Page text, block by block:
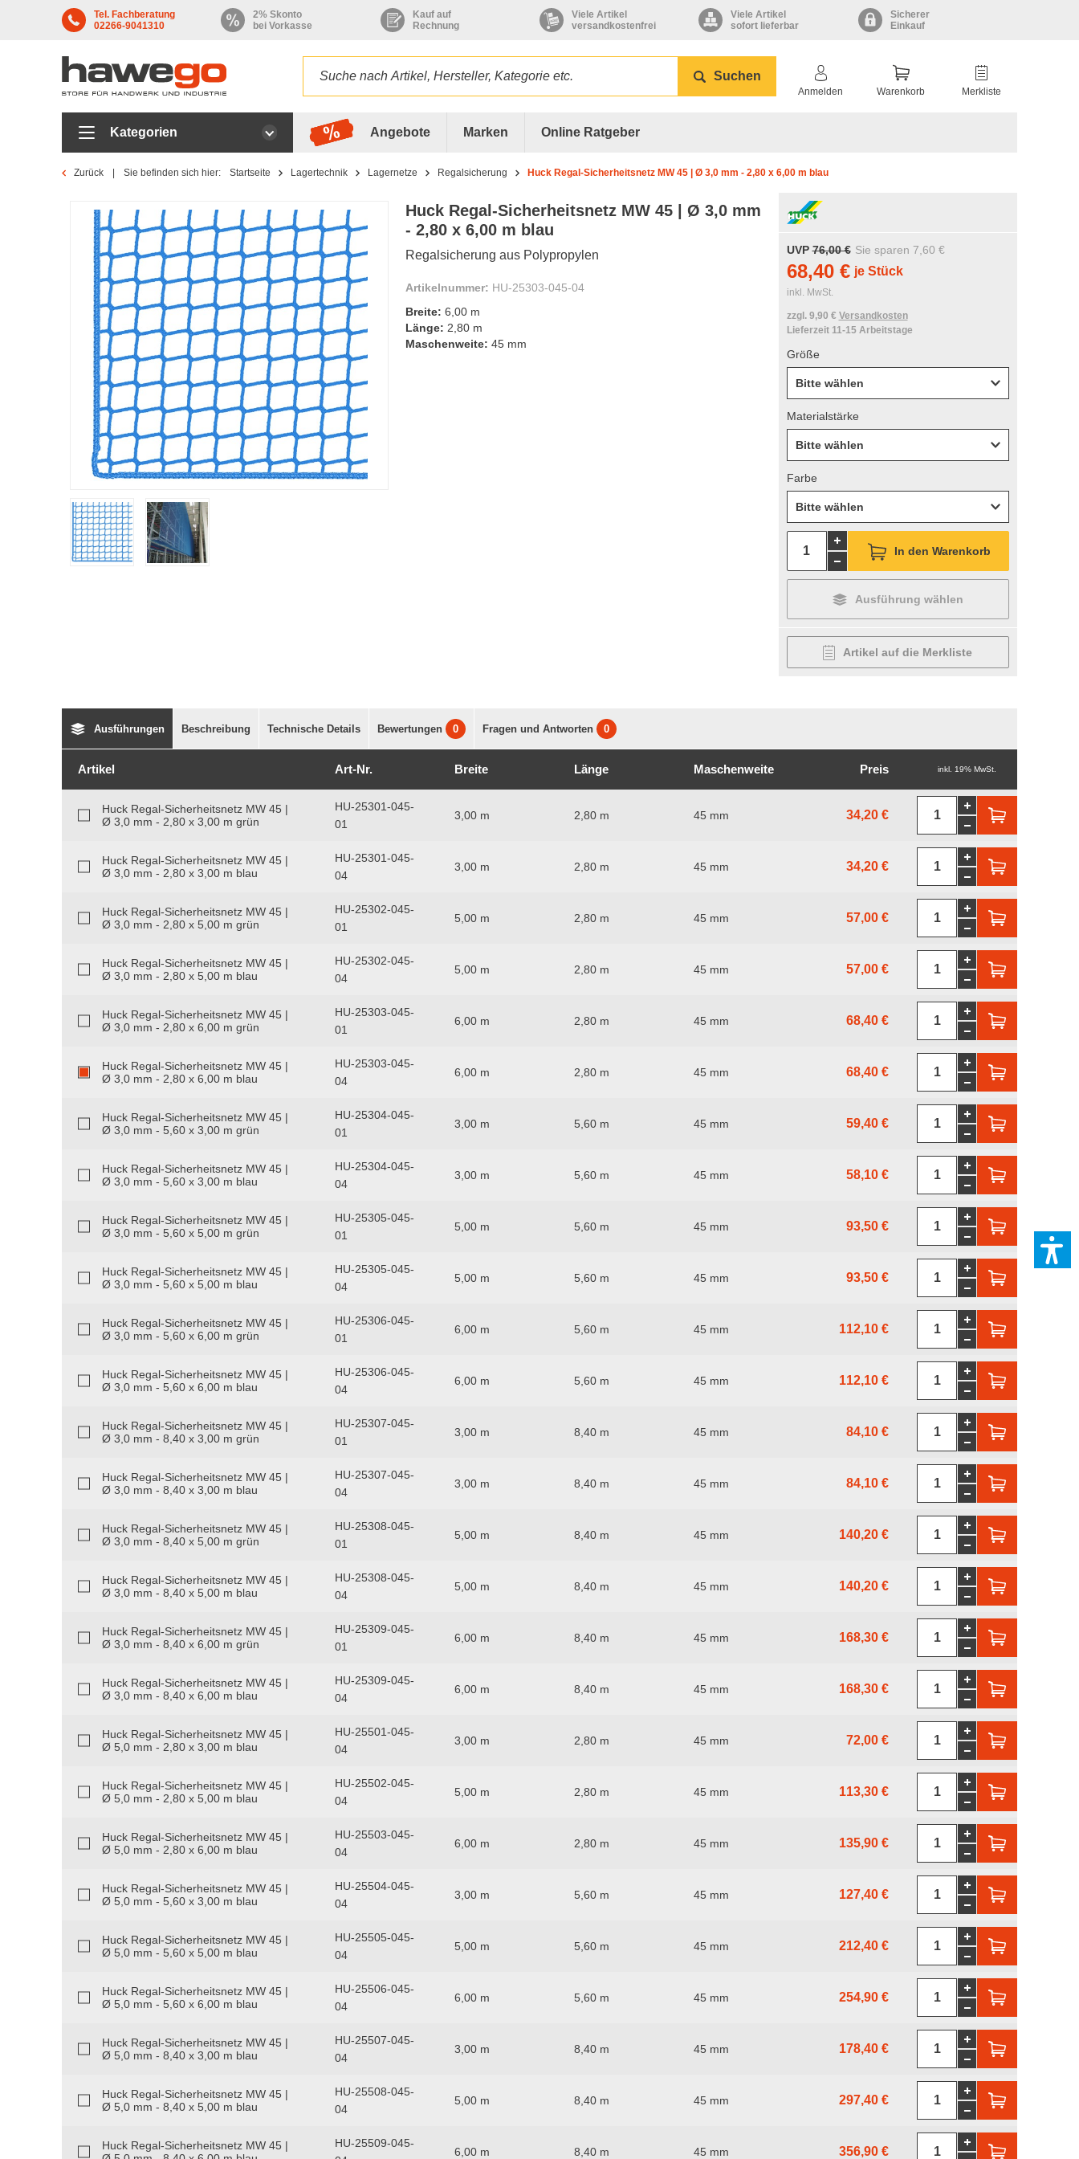
Tel. Fachberatung
02266-9041310
2% Skonto
bei Vorkasse
Kauf auf
Rechnung
Viele Artikel
versandkostenfrei
Viele Artikel
sofort lieferbar
Sicherer
Einkauf
Suchen
Anmelden Warenkorb Merkliste
Kategorien Angebote Marken Online Ratgeber
Zurück Sie befinden sich hier: Startseite Lagertechnik Lagernetze Regalsicherung Huck Regal-Sicherheitsnetz MW 45 | Ø 3,0 mm - 2,80 x 6,00 m blau
Huck Regal-Sicherheitsnetz MW 45 | Ø 3,0 mm
- 2,80 x 6,00 m blau
Regalsicherung aus Polypropylen
Artikelnummer: HU-25303-045-04
Breite: 6,00 m
Länge: 2,80 m
Maschenweite: 45 mm
UVP76,00 € Sie sparen 7,60 €
68,40 € je Stück
inkl. MwSt.
zzgl. 9,90 € Versandkosten
Lieferzeit 11-15 Arbeitstage
Größe
Bitte wählen
Materialstärke
Bitte wählen
Farbe
Bitte wählen
In den Warenkorb
Ausführung wählen
Artikel auf die Merkliste
Ausführungen Beschreibung Technische Details Bewertungen 0 Fragen und Antworten 0
Artikel Art-Nr. Breite Länge Maschenweite Preis inkl. 19% MwSt.
Huck Regal-Sicherheitsnetz MW 45 |
Ø 3,0 mm - 2,80 x 3,00 m grün
HU-25301-045-
01
3,00 m 2,80 m 45 mm 34,20 €
Huck Regal-Sicherheitsnetz MW 45 |
Ø 3,0 mm - 2,80 x 3,00 m blau
HU-25301-045-
04
3,00 m 2,80 m 45 mm 34,20 €
Huck Regal-Sicherheitsnetz MW 45 |
Ø 3,0 mm - 2,80 x 5,00 m grün
HU-25302-045-
01
5,00 m 2,80 m 45 mm 57,00 €
Huck Regal-Sicherheitsnetz MW 45 |
Ø 3,0 mm - 2,80 x 5,00 m blau
HU-25302-045-
04
5,00 m 2,80 m 45 mm 57,00 €
Huck Regal-Sicherheitsnetz MW 45 |
Ø 3,0 mm - 2,80 x 6,00 m grün
HU-25303-045-
01
6,00 m 2,80 m 45 mm 68,40 €
Huck Regal-Sicherheitsnetz MW 45 |
Ø 3,0 mm - 2,80 x 6,00 m blau
HU-25303-045-
04
6,00 m 2,80 m 45 mm 68,40 €
Huck Regal-Sicherheitsnetz MW 45 |
Ø 3,0 mm - 5,60 x 3,00 m grün
HU-25304-045-
01
3,00 m 5,60 m 45 mm 59,40 €
Huck Regal-Sicherheitsnetz MW 45 |
Ø 3,0 mm - 5,60 x 3,00 m blau
HU-25304-045-
04
3,00 m 5,60 m 45 mm 58,10 €
Huck Regal-Sicherheitsnetz MW 45 |
Ø 3,0 mm - 5,60 x 5,00 m grün
HU-25305-045-
01
5,00 m 5,60 m 45 mm 93,50 €
Huck Regal-Sicherheitsnetz MW 45 |
Ø 3,0 mm - 5,60 x 5,00 m blau
HU-25305-045-
04
5,00 m 5,60 m 45 mm 93,50 €
Huck Regal-Sicherheitsnetz MW 45 |
Ø 3,0 mm - 5,60 x 6,00 m grün
HU-25306-045-
01
6,00 m 5,60 m 45 mm 112,10 €
Huck Regal-Sicherheitsnetz MW 45 |
Ø 3,0 mm - 5,60 x 6,00 m blau
HU-25306-045-
04
6,00 m 5,60 m 45 mm 112,10 €
Huck Regal-Sicherheitsnetz MW 45 |
Ø 3,0 mm - 8,40 x 3,00 m grün
HU-25307-045-
01
3,00 m 8,40 m 45 mm 84,10 €
Huck Regal-Sicherheitsnetz MW 45 |
Ø 3,0 mm - 8,40 x 3,00 m blau
HU-25307-045-
04
3,00 m 8,40 m 45 mm 84,10 €
Huck Regal-Sicherheitsnetz MW 45 |
Ø 3,0 mm - 8,40 x 5,00 m grün
HU-25308-045-
01
5,00 m 8,40 m 45 mm 140,20 €
Huck Regal-Sicherheitsnetz MW 45 |
Ø 3,0 mm - 8,40 x 5,00 m blau
HU-25308-045-
04
5,00 m 8,40 m 45 mm 140,20 €
Huck Regal-Sicherheitsnetz MW 45 |
Ø 3,0 mm - 8,40 x 6,00 m grün
HU-25309-045-
01
6,00 m 8,40 m 45 mm 168,30 €
Huck Regal-Sicherheitsnetz MW 45 |
Ø 3,0 mm - 8,40 x 6,00 m blau
HU-25309-045-
04
6,00 m 8,40 m 45 mm 168,30 €
Huck Regal-Sicherheitsnetz MW 45 |
Ø 5,0 mm - 2,80 x 3,00 m blau
HU-25501-045-
04
3,00 m 2,80 m 45 mm 72,00 €
Huck Regal-Sicherheitsnetz MW 45 |
Ø 5,0 mm - 2,80 x 5,00 m blau
HU-25502-045-
04
5,00 m 2,80 m 45 mm 113,30 €
Huck Regal-Sicherheitsnetz MW 45 |
Ø 5,0 mm - 2,80 x 6,00 m blau
HU-25503-045-
04
6,00 m 2,80 m 45 mm 135,90 €
Huck Regal-Sicherheitsnetz MW 45 |
Ø 5,0 mm - 5,60 x 3,00 m blau
HU-25504-045-
04
3,00 m 5,60 m 45 mm 127,40 €
Huck Regal-Sicherheitsnetz MW 45 |
Ø 5,0 mm - 5,60 x 5,00 m blau
HU-25505-045-
04
5,00 m 5,60 m 45 mm 212,40 €
Huck Regal-Sicherheitsnetz MW 45 |
Ø 5,0 mm - 5,60 x 6,00 m blau
HU-25506-045-
04
6,00 m 5,60 m 45 mm 254,90 €
Huck Regal-Sicherheitsnetz MW 45 |
Ø 5,0 mm - 8,40 x 3,00 m blau
HU-25507-045-
04
3,00 m 8,40 m 45 mm 178,40 €
Huck Regal-Sicherheitsnetz MW 45 |
Ø 5,0 mm - 8,40 x 5,00 m blau
HU-25508-045-
04
5,00 m 8,40 m 45 mm 297,40 €
Huck Regal-Sicherheitsnetz MW 45 |
HU-25509-045-
6,00 m 8,40 m 45 mm 356,90 €